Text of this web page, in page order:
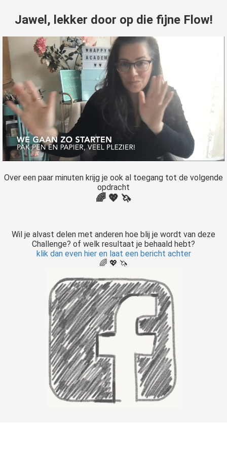
Jawel, lekker door op die fijne Flow!
Over een paar minuten krijg je ook al toegang tot de volgende
opdracht
🌈 💖 🦄
Wil je alvast delen met anderen hoe blij je wordt van deze
Challenge? of welk resultaat je behaald hebt?
klik dan even hier en laat een bericht achter
🌈 💖 🦄